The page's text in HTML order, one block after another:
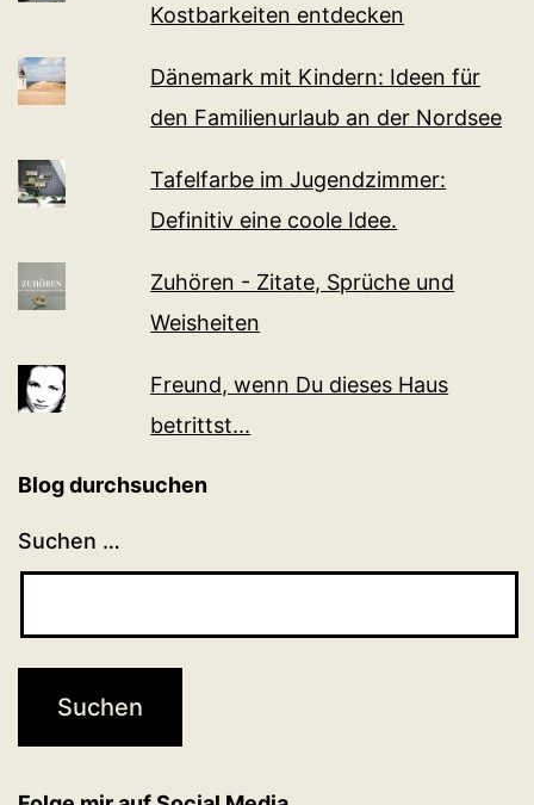
Kostbarkeiten entdecken
Dänemark mit Kindern: Ideen für
den Familienurlaub an der Nordsee
Tafelfarbe im Jugendzimmer:
Definitiv eine coole Idee.
Zuhören - Zitate, Sprüche und
Weisheiten
Freund, wenn Du dieses Haus
betrittst...
Blog durchsuchen
Suchen …